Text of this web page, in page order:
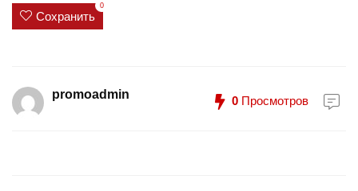
Сохранить
0
promoadmin 0 Просмотров